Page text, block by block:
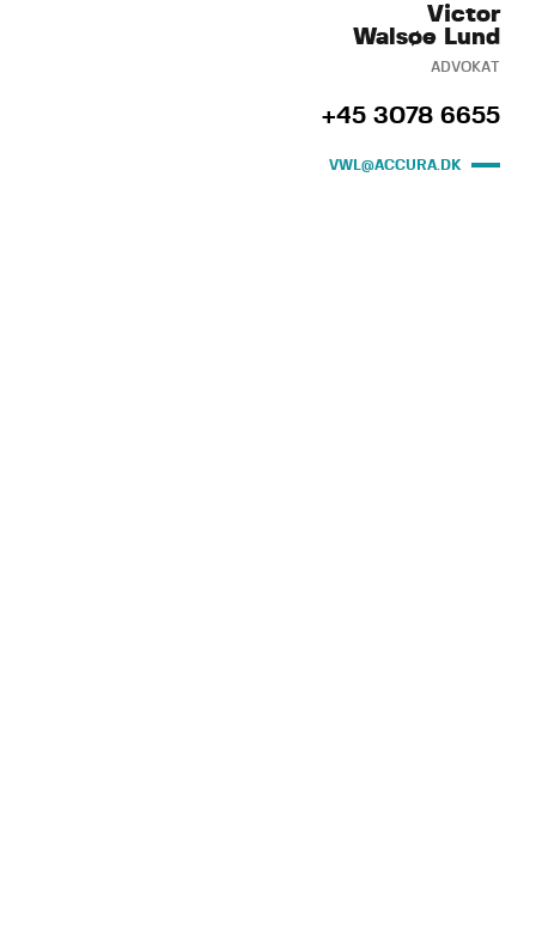
Victor
Walsøe Lund
ADVOKAT
+45 3078 6655
VWL@ACCURA.DK